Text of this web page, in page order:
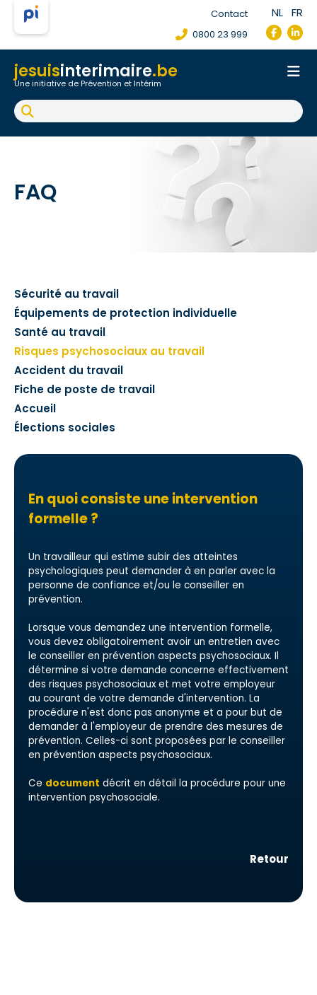
Contact
0800 23 999
NL FR
jesuisinterimaire.be
Une initiative de Prévention et Intérim
Accueil
Fiche de poste de travail
Accident du travail
FAQ
Sécurité au travail
Équipements de protection individuelle
Santé au travail
Risques psychosociaux au travail
Accident du travail
Fiche de poste de travail
Accueil
Élections sociales
En quoi consiste une intervention
formelle ?
Un travailleur qui estime subir des atteintes
psychologiques peut demander à en parler avec la
personne de confiance et/ou le conseiller en
prévention.
Lorsque vous demandez une intervention formelle,
vous devez obligatoirement avoir un entretien avec
le conseiller en prévention aspects psychosociaux. Il
détermine si votre demande concerne effectivement
des risques psychosociaux et met votre employeur
au courant de votre demande d'intervention. La
procédure n'est donc pas anonyme et a pour but de
demander à l'employeur de prendre des mesures de
prévention. Celles-ci sont proposées par le conseiller
en prévention aspects psychosociaux.
Ce document décrit en détail la procédure pour une
intervention psychosociale.
Retour